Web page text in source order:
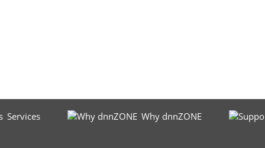
Services Why dnnZONE